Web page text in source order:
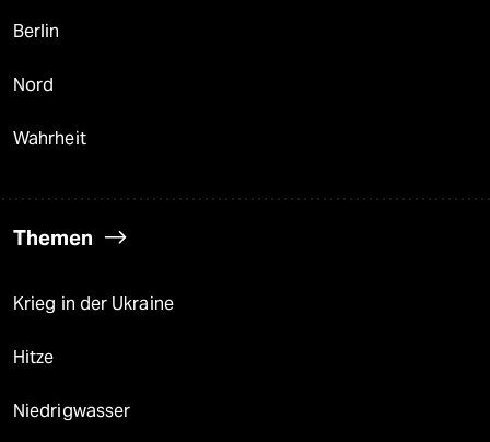
Berlin
Nord
Wahrheit
Themen
Krieg in der Ukraine
Hitze
Niedrigwasser